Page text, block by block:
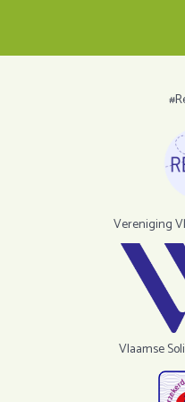
Vereniging
Vlaamse